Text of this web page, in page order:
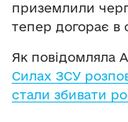
приземлили
тепер догорає в
Як повідомляла
Силах ЗСУ
стали збивати